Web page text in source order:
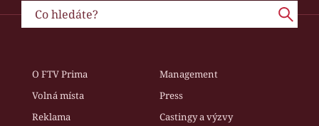
O FTV Prima
Management
Volná místa
Press
Reklama
Castingy a výzvy